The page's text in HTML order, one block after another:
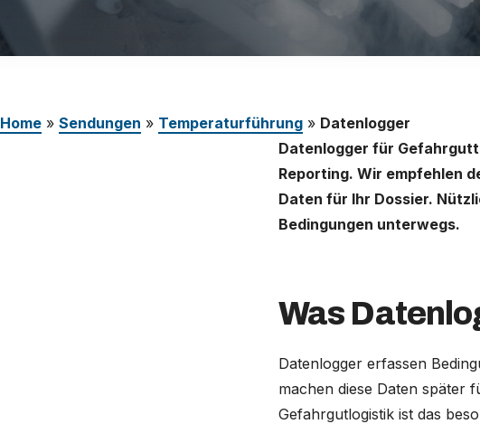
Home » Sendungen » Temperaturführung » Datenlogger
Datenlogger für
Reporting. Wir empfehlen
Daten für Ihr Dossier.
Bedingungen unterwegs.
Was
Datenlogger erfassen
machen diese Daten später
Gefahrgutlogistik ist das
The Netherlands (English)
United States (English)